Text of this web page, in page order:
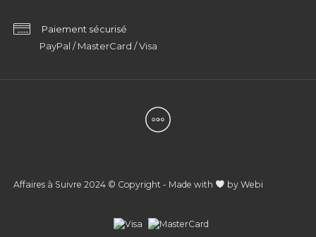
Paiement sécurisé
PayPal / MasterCard / Visa
Affaires à Suivre 2024 © Copyright - Made with by Webi